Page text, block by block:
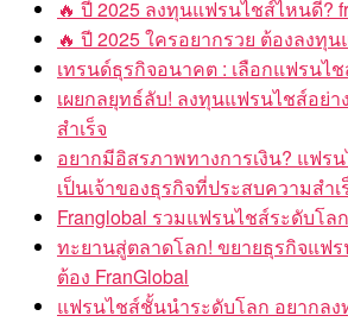
🔥 ปี 2025 ลงทุนแฟรนไชส์ไหนดี?
🔥 ปี 2025 ใครอยากรวย ต้องลงทุ
เทรนด์ธุรกิจอนาคต : เลือกแฟรนไ
เผยกลยุทธ์ลับ! ลงทุนแฟรนไชส์อย่า
สำเร็จ
อยากมีอิสรภาพทางการเงิน? แฟ
เป็นเจ้าของธุรกิจที่ประสบความสำเ
Franglobal รวมแฟรนไชส์ระดับโล
ทะยานสู่ตลาดโลก! ขยายธุรกิจแฟร
ต้อง FranGlobal
แฟรนไชส์ชั้นนำระดับโลก อยากลง